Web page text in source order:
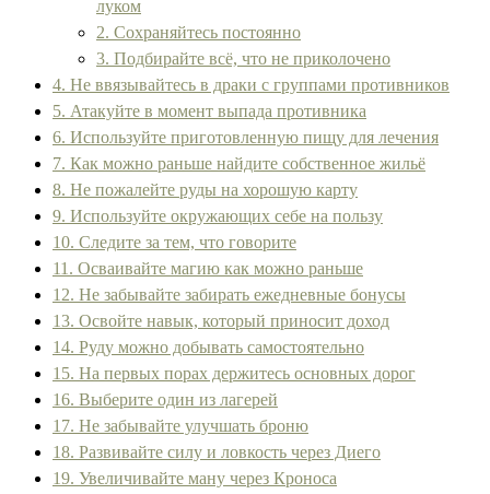
луком
2. Сохраняйтесь постоянно
3. Подбирайте всё, что не приколочено
4. Не ввязывайтесь в драки с группами противников
5. Атакуйте в момент выпада противника
6. Используйте приготовленную пищу для лечения
7. Как можно раньше найдите собственное жильё
8. Не пожалейте руды на хорошую карту
9. Используйте окружающих себе на пользу
10. Следите за тем, что говорите
11. Осваивайте магию как можно раньше
12. Не забывайте забирать ежедневные бонусы
13. Освойте навык, который приносит доход
14. Руду можно добывать самостоятельно
15. На первых порах держитесь основных дорог
16. Выберите один из лагерей
17. Не забывайте улучшать броню
18. Развивайте силу и ловкость через Диего
19. Увеличивайте ману через Кроноса